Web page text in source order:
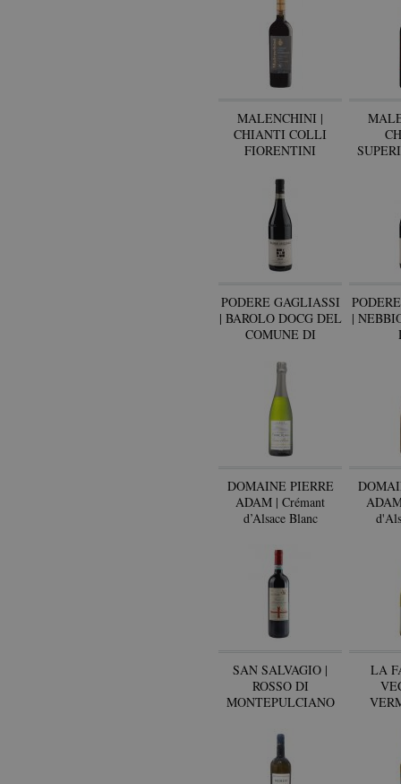
MALENCHINI |
CHIANTI COLLI
FIORENTINI
PODERE GAGLIASSI
| BAROLO DOCG DEL
COMUNE DI
D'ALBA
|
DOMAINE PIERRE
ADAM | Crémant
d’Alsace Blanc
SAN SALVAGIO |
ROSSO DI
MONTEPULCIANO
LA